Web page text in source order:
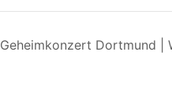
Geheimkonzert Dortmund |